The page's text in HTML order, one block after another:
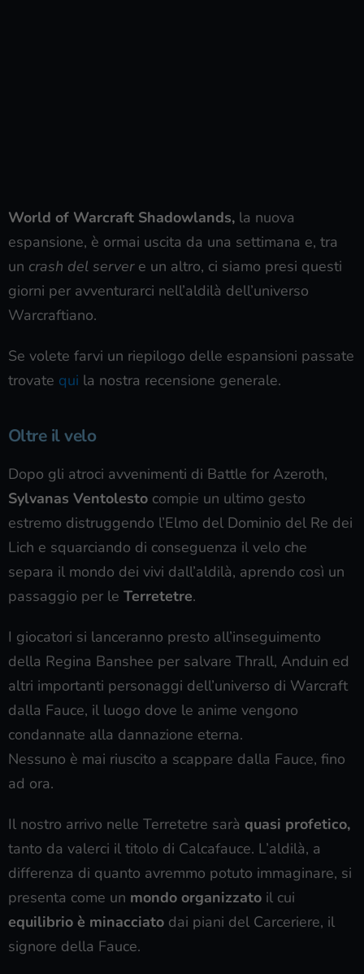
World of Warcraft Shadowlands, la nuova
espansione, è ormai uscita da una settimana e, tra
un crash del servere un altro, ci siamo presi questi
giorni per avventurarci nell’aldilà dell’universo
Warcraftiano.
Se volete farvi un riepilogo delle espansioni passate
trovate qui la nostra recensione generale.
Oltre il velo
Dopo gli atroci avvenimenti di Battle for Azeroth,
Sylvanas Ventolesto compie un ultimo gesto
estremo distruggendo l’Elmo del Dominio del Re dei
Lich e squarciando di conseguenza il velo che
separa il mondo dei vivi dall’aldilà, aprendo così un
passaggio per le Terretetre.
I giocatori si lanceranno presto all’inseguimento
della Regina Banshee per salvare Thrall, Anduin ed
altri importanti personaggi dell’universo di Warcraft
dalla Fauce, il luogo dove le anime vengono
condannate alla dannazione eterna.
Nessuno è mai riuscito a scappare dalla Fauce, fino
ad ora.
Il nostro arrivo nelle Terretetre sarà quasi profetico,
tanto da valerci il titolo di Calcafauce. L’aldilà, a
differenza di quanto avremmo potuto immaginare, si
presenta come un mondo organizzato il cui
equilibrio è minacciato dai piani del Carceriere, il
signore della Fauce.